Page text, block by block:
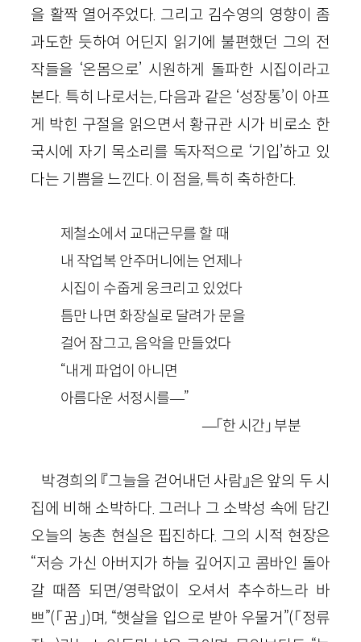
을 활짝 열어주었다. 그리고 김수영의 영향이 좀
과도한 듯하여 어딘지 읽기에 불편했던 그의 전
작들을 ‘온몸으로’ 시원하게 돌파한 시집이라고
본다. 특히 나로서는, 다음과 같은 ‘성장통’이 아프
게 박힌 구절을 읽으면서 황규관 시가 비로소 한
국시에 자기 목소리를 독자적으로 ‘기입’하고 있
다는 기쁨을 느낀다. 이 점을, 특히 축하한다.
제철소에서 교대근무를 할 때
내 작업복 안주머니에는 언제나
시집이 수줍게 웅크리고 있었다
틈만 나면 화장실로 달려가 문을
걸어 잠그고, 음악을 만들었다
“내게 파업이 아니면
아름다운 서정시를—”
—「한 시간」 부분
박경희의 『그늘을 걷어내던 사람』은 앞의 두 시
집에 비해 소박하다. 그러나 그 소박성 속에 담긴
오늘의 농촌 현실은 핍진하다. 그의 시적 현장은
“저승 가신 아버지가 하늘 깊어지고 콤바인 돌아
갈 때쯤 되면/영락없이 오셔서 추수하느라 바
쁘”(「꿈」)며, “햇살을 입으로 받아 우물거”(「정류